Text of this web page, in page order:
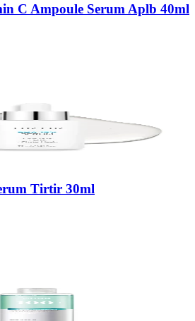
C Ampoule Serum Aplb 40ml
Tirtir 30ml